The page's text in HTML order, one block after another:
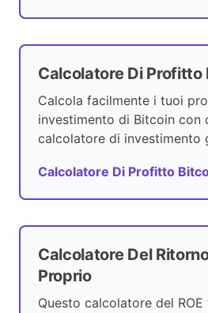
Calcolatore Di Profitto
Calcola facilmente i tuoi
investimento di Bitcoin con
calcolatore di investimento
Calcolatore Di Profitto
Calcolatore Del
Proprio
Questo calcolatore del